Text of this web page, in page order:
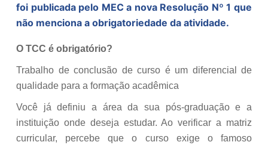
foi publicada pelo MEC a nova Resolução Nº 1 que
não menciona a obrigatoriedade da atividade.
O TCC é obrigatório?
Trabalho de conclusão de curso é um diferencial de
qualidade para a formação acadêmica
Você já definiu a área da sua pós-graduação e a
instituição onde deseja estudar. Ao verificar a matriz
curricular, percebe que o curso exige o famoso